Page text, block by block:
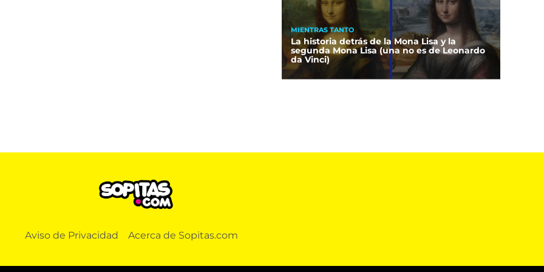
MIENTRAS TANTO
La historia detrás de la Mona Lisa y la
segunda Mona Lisa (una no es de Leonardo
da Vinci)
Aviso de Privacidad Acerca de Sopitas.com